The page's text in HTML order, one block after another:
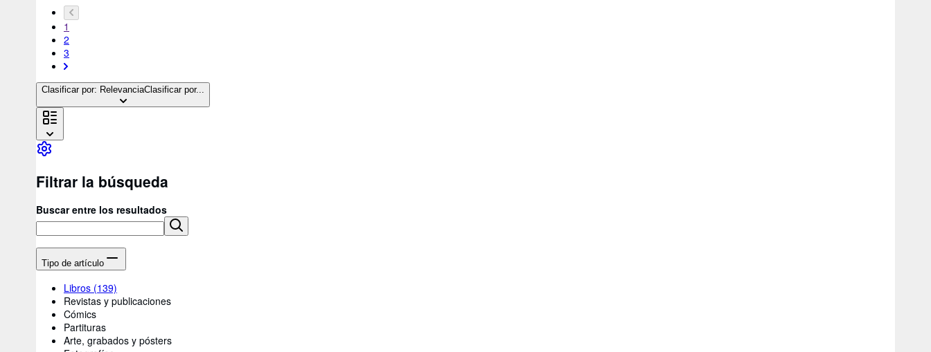
1
2
3
Clasificar por: RelevanciaClasificar por...
Filtrar la búsqueda
Buscar entre los resultados
Tipo de artículo
Libros (139)
Revistas y publicaciones
Cómics
Partituras
Arte, grabados y pósters